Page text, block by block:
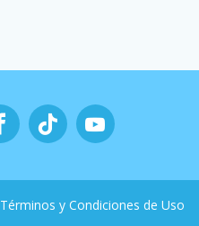
Términos y Condiciones de Uso